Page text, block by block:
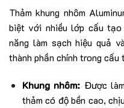
Thảm khung nhôm
biệt với nhiều lớp cấu tạo
năng làm sạch hiệu quả
thành phần chính trong
Khung nhôm: Được
thảm có độ bền cao,